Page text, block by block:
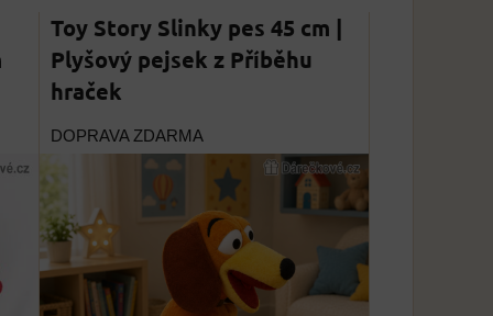
Toy Story Slinky pes 45 cm |
Plyšový pejsek z Příběhu
hraček
DOPRAVA ZDARMA